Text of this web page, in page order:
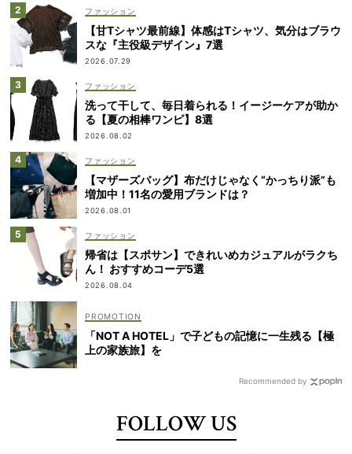
ファッション
【甘Tシャツ最前線】体感はTシャツ、気分はブラウ
スな『主役級デザイン』7選
2026.07.29
ファッション
洗って干して、毎日着られる！イージーケアが助か
る【夏の相棒ワンピ】8選
2026.08.02
ファッション
【マザーズバッグ】布だけじゃなく“かっちり派”も
増加中！11名の愛用ブランドは？
2026.08.01
ファッション
帰省は【スポサン】できれいめカジュアルがラクち
ん！ おすすめコーデ5選
2026.08.04
「NOT A HOTEL」で子どもの記憶に一生残る【極
上の家族旅】を
Recommended by
FOLLOW US